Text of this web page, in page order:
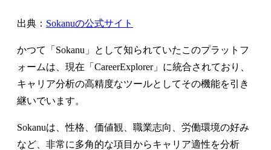
出典： Sokanuの公式サイト
かつて「Sokanu」として知られていたこのプラットフ
ォームは、現在「CareerExplorer」に統合されており、
キャリア分析の高精度なツールとしてその機能を引き
継いでいます。
Sokanuは、性格、価値観、職業志向、労働環境の好み
など、非常に多角的な項目からキャリア適性を分析